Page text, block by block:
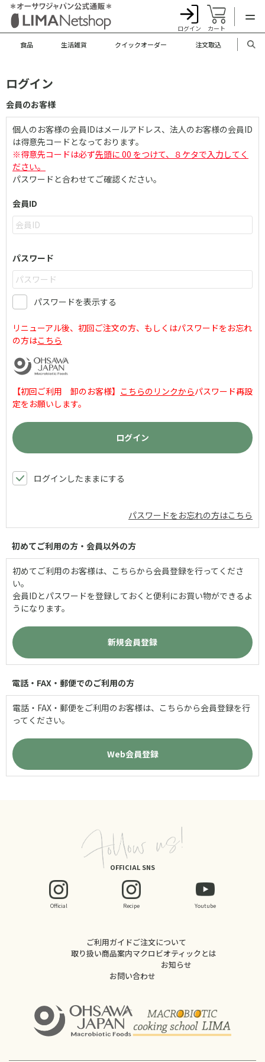
ログイン カート
食品 生活雑貨 クイックオーダー 注文取込
ログイン
会員のお客様
個人のお客様の会員IDはメールアドレス、法人のお客様の会員ID
は得意先コードとなっております。
※得意先コードは必ず先頭に 00 をつけて、８ケタで入力してく
ださい。
パスワードと合わせてご確認ください。
会員ID
パスワード
パスワードを表示する
リニューアル後、初回ご注文の方、もしくはパスワードをお忘れ
の方はこちら
【初回ご利用 卸のお客様】 こちらのリンクからパスワード再設
定をお願いします。
ログインしたままにする
パスワードをお忘れの方はこちら
初めてご利用の方・会員以外の方
初めてご利用のお客様は、こちらから会員登録を行ってくださ
い。
会員IDとパスワードを登録しておくと便利にお買い物ができるよ
うになります。
電話・FAX・郵便でのご利用の方
電話・FAX・郵便をご利用のお客様は、こちらから会員登録を行
ってください。
OFFICIAL SNS
Official Recipe Youtube
ご利用ガイドご注文について
取り扱い商品案内マクロビオティックとは
お知らせ
お問い合わせ